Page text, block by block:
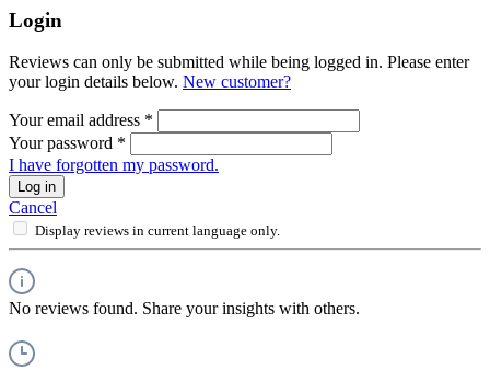
Login
Reviews can only be submitted while being logged in. Please enter
your login details below. New customer?
Your email address *
Your password *
I have forgotten my password.
Log in
Cancel
Display reviews in current language only.
No reviews found. Share your insights with others.